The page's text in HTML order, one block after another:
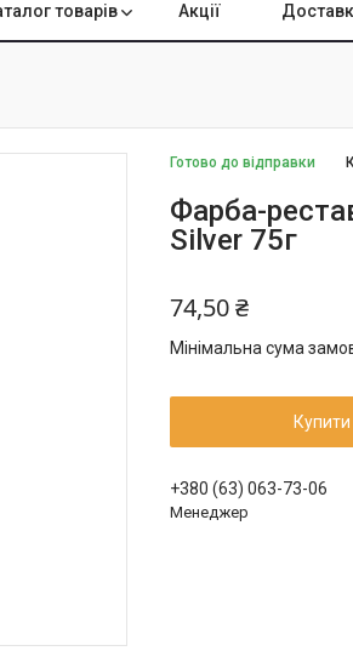
товарів Акції
Готово до відправки
Фарба-
Silver 75г
74,50 ₴
Мінімальна сума
Купити
+380 (63) 063-73-06
Менеджер